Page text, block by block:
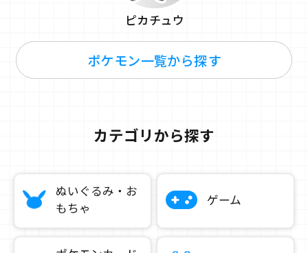
ピカチュウ
ポケモン一覧から探す
カテゴリから探す
ぬいぐるみ・お
もちゃ
ゲーム